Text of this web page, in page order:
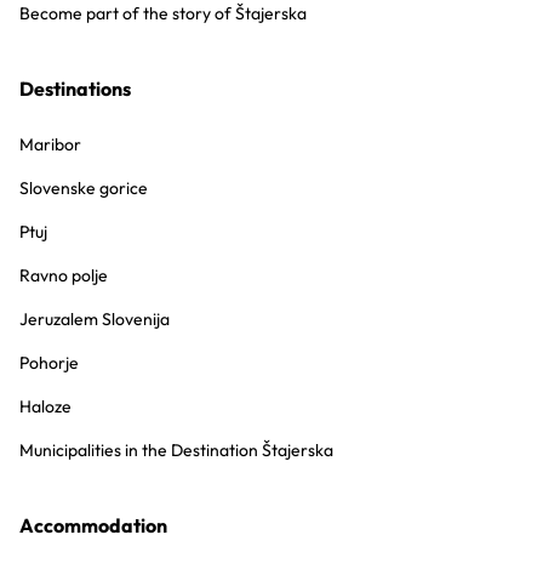
Become part of the story of Štajerska
Destinations
Maribor
Slovenske gorice
Ptuj
Ravno polje
Jeruzalem Slovenija
Pohorje
Haloze
Municipalities in the Destination Štajerska
Accommodation